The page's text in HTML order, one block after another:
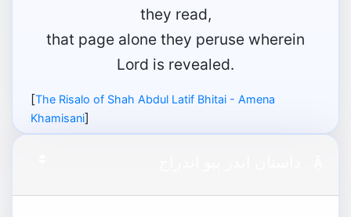
they read,
that page alone they peruse wherein
Lord is revealed.
[The Risalo of Shah Abdul Latif Bhitai - Amena
Khamisani]